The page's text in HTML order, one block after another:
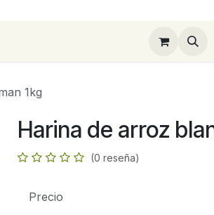
1kg
Harina de arroz
(0 reseña)
Precio